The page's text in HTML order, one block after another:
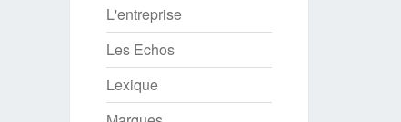
L'entreprise
Les Echos
Lexique